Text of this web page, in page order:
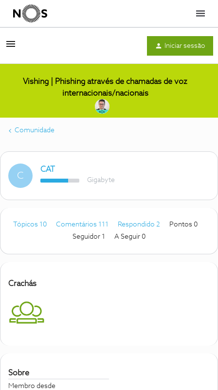
Menu
Iniciar sessão
Vishing | Phishing através de chamadas de voz
internacionais/nacionais
Comunidade
C
CAT
Gigabyte
Tópicos 10 Comentários 111 Respondido 2
Pontos 0
Seguidor 1 A Seguir 0
Crachás
Sobre
Membro desde